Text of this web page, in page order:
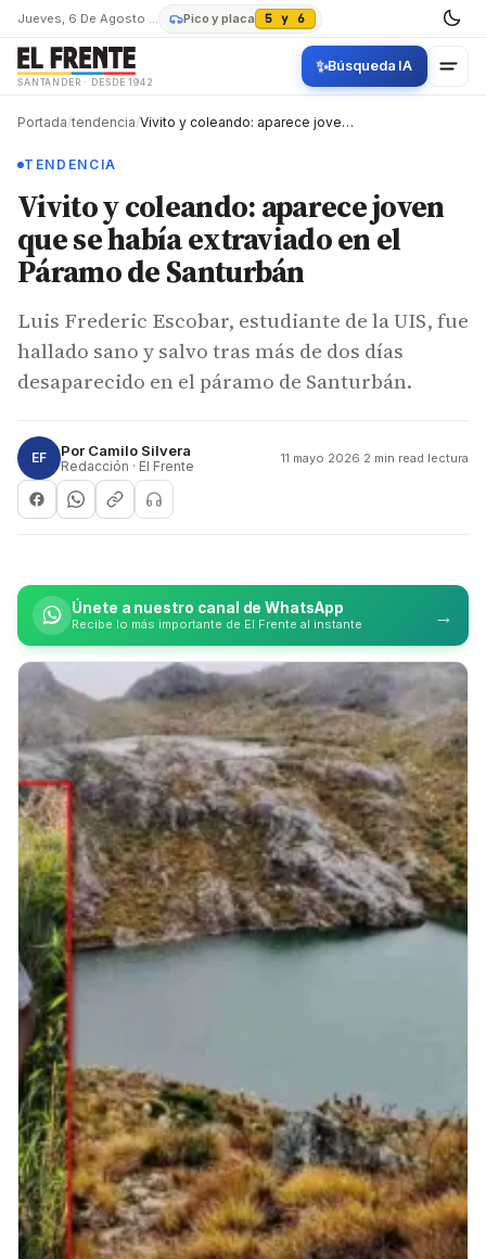
Pico y placa 5 y 6
SANTANDER · DESDE 1942
✨Búsqueda IA
Portada/tendencia/ Vivito y coleando: aparece joven que se había extraviado en el Páramo de Santurbán
TENDENCIA
Vivito y coleando: aparece joven
que se había extraviado en el
Páramo de Santurbán
Luis Frederic Escobar, estudiante de la UIS, fue
hallado sano y salvo tras más de dos días
desaparecido en el páramo de Santurbán.
EF Por Camilo Silvera
Redacción · El Frente 11 mayo 2026·2 min read lectura
Únete a nuestro canal de WhatsApp
Recibe lo más importante de El Frente al instante →